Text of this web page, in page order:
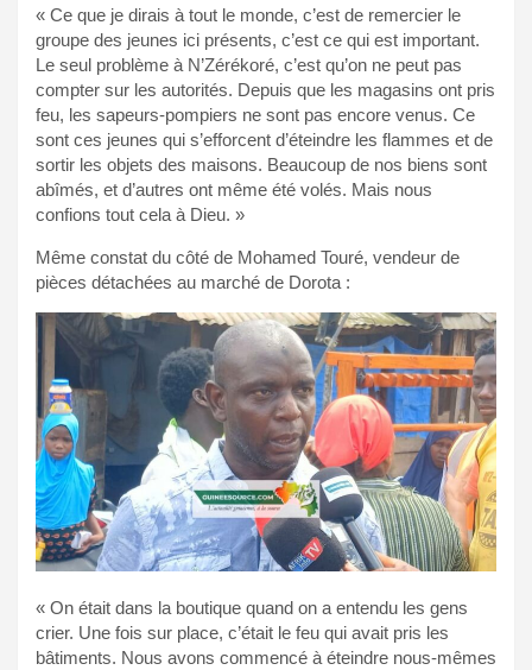
« Ce que je dirais à tout le monde, c’est de remercier le
groupe des jeunes ici présents, c’est ce qui est important.
Le seul problème à N’Zérékoré, c’est qu’on ne peut pas
compter sur les autorités. Depuis que les magasins ont pris
feu, les sapeurs-pompiers ne sont pas encore venus. Ce
sont ces jeunes qui s’efforcent d’éteindre les flammes et de
sortir les objets des maisons. Beaucoup de nos biens sont
abîmés, et d’autres ont même été volés. Mais nous
confions tout cela à Dieu. »
Même constat du côté de Mohamed Touré, vendeur de
pièces détachées au marché de Dorota :
« On était dans la boutique quand on a entendu les gens
crier. Une fois sur place, c’était le feu qui avait pris les
bâtiments. Nous avons commencé à éteindre nous-mêmes